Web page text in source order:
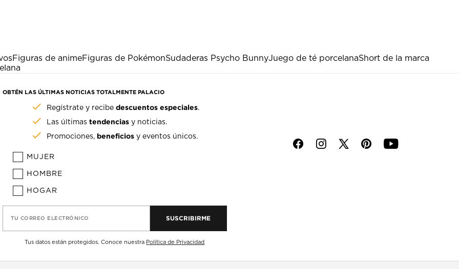
Figuras de animeFiguras de PokémonSudaderas Psycho BunnyJuego de té porcelanaShort de la marca
OBTÉN LAS ÚLTIMAS NOTICIAS TOTALMENTE PALACIO
Regístrate y recibedescuentos especiales.
Las últimastendencias y noticias.
Promociones, beneficios y eventos únicos.
MUJER
HOMBRE
HOGAR
TU CORREO ELECTRÓNICO SUSCRIBIRME
Tus datos están protegidos. Conoce nuestra Política de Privacidad
f i p y